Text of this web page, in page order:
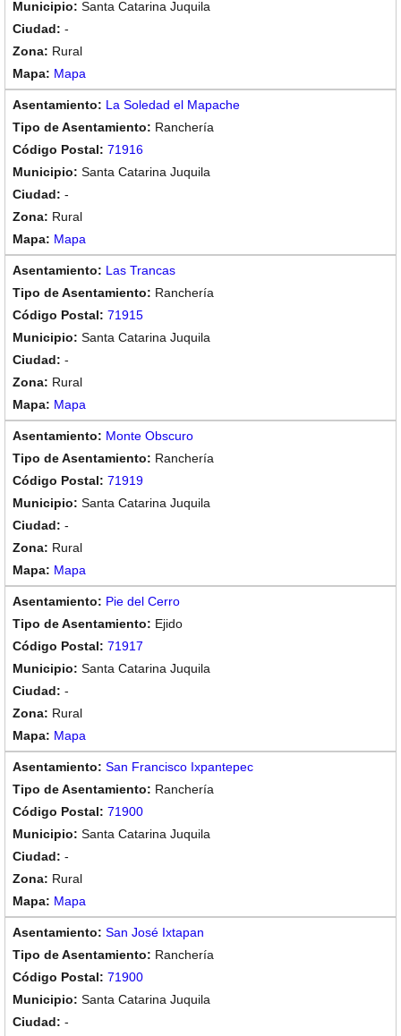
Santa Catarina Juquila
-
Rural
Mapa
La Soledad el Mapache
Ranchería
71916
Santa Catarina Juquila
-
Rural
Mapa
Las Trancas
Ranchería
71915
Santa Catarina Juquila
-
Rural
Mapa
Monte Obscuro
Ranchería
71919
Santa Catarina Juquila
-
Rural
Mapa
Pie del Cerro
Ejido
71917
Santa Catarina Juquila
-
Rural
Mapa
San Francisco Ixpantepec
Ranchería
71900
Santa Catarina Juquila
-
Rural
Mapa
San José Ixtapan
Ranchería
71900
Santa Catarina Juquila
-